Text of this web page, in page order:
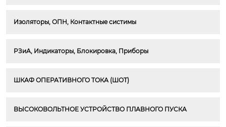
Изоляторы, ОПН, Контактные систимы
РЗиА, Индикаторы, Блокировка, Приборы
ШКАФ ОПЕРАТИВНОГО ТОКА (ШОТ)
ВЫСОКОВОЛЬТНОЕ УСТРОЙСТВО ПЛАВНОГО ПУСКА